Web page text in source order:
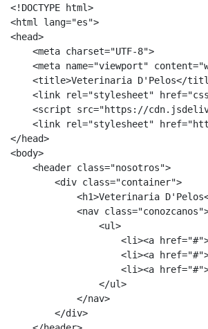
<!DOCTYPE html>
<html lang="es">
<head>
    <meta charset="UTF-8">
<meta name="viewport"
<title>Veterinaria D'Pelos</
<link rel="stylesheet"
<script src="https://
<link rel="stylesheet"
</head>
<body>
    <header class="nosotros">
        <div class="container">
<h1>Veterinaria
<nav
                <ul>
<li><a
<li><a
<li><a
                </ul>
            </nav>
        </div>